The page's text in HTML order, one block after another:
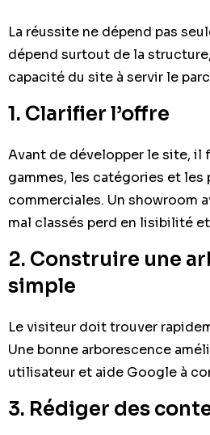
La réussite ne dépend pas
dépend surtout de la
capacité du site à servir le
1. Clarifier l’offre
Avant de développer le site, il
gammes, les catégories et les
commerciales. Un showroom
mal classés perd en lisibilité
2. Construire une
simple
Le visiteur doit trouver
Une bonne arborescence
utilisateur et aide Google à
3. Rédiger des